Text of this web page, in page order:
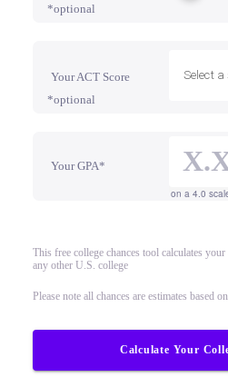
*optional
Your ACT Score
*optional
Select a
Your GPA*
on a 4.0
This free college chances tool calculates
any other U.S. college
Please note all chances are estimates based
Calculate Your